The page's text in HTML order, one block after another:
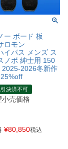
ー ボード 板
ロモン
イパス メンズ ス
ノボ 紳士用 150
2026冬新作
決済不可
小売価格
¥80,850税込